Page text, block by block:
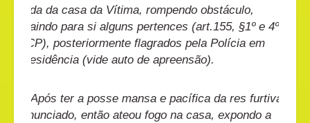
entrada da casa da Vítima, rompendo obstáculo,
subtraindo para si alguns pertences (art.155, §1º e 4º,
I do CP), posteriormente flagrados pela Polícia em
sua residência (vide auto de apreensão).
Após ter a posse mansa e pacífica da res furtiva,
o Denunciado, então ateou fogo na casa, expondo a